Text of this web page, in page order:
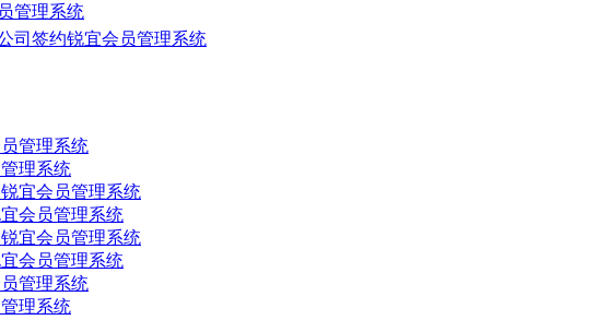
管理系统
司签约锐宜会员管理系统
理系统
会员管理系统
会员管理系统
理系统